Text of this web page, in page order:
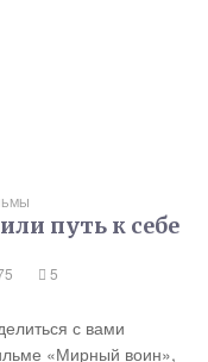
путь к себе
5
с вами
«Мирный воин»,